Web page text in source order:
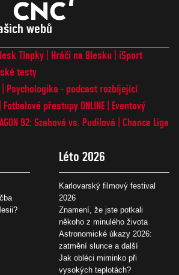
webů
Tlapky Hráči na Blesku
iSport
testy
Psychologika - podcast rozbíjející
Fotbalové přestupy ONLINE
Eventový
92: Szabová vs. Pudilová
Chance Liga
Léto 2026
Karlovarský filmový festival
2026
Znamení, že jste potkali
někoho z minulého života
Astronomické úkazy 2026:
zatmění slunce a další
Jak obléci miminko při
vysokých teplotách?